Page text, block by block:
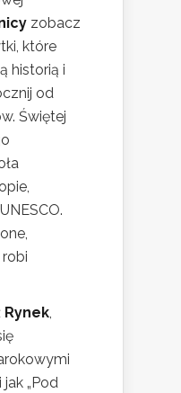
zobacz
które
historią i
od
Świętej
Rynek
„Pod